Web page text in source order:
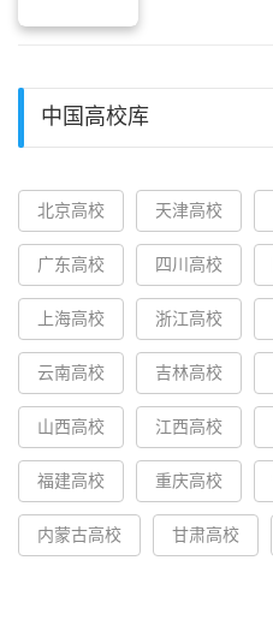
中国高校库
北京高校 天津高校
广东高校 四川高校
上海高校 浙江高校
云南高校 吉林高校
山西高校 江西高校
福建高校 重庆高校
内蒙古高校 甘肃高校